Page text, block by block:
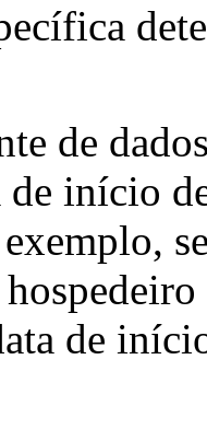
de
de início
de